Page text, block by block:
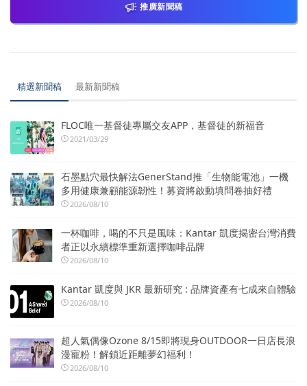
推廣新聞稿
精選新聞稿 最新新聞稿
FLOC唯一基督徒專屬交友APP，基督徒的新福音
2021/03/29
石墨點穴最快解法GenerStand推「生物能電池」一機
多用健康兼顧能源韌性！募資將啟動填問卷抽好禮
2026/08/10
一杯咖啡，喝的不只是風味：Kantar 凱度揭密台灣消費
者正以永續標準重新選擇咖啡品牌
2026/08/10
Kantar 凱度與 JKR 最新研究 : 品牌資產有七成來自體驗
2026/08/10
超人氣偶像Ozone 8/15即將現身OUTDOOR一日店長浪
漫寵粉！解鎖近距離夢幻福利！
2026/08/10